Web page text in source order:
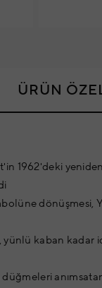
ÜRÜN
1962'deki
dönüşmesi,
kaban kadar